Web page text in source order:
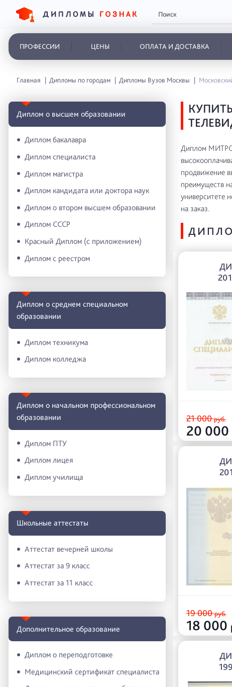
ПРОФЕССИИ ЦЕНЫ ОПЛАТА И ДОСТАВКА
Главная Дипломы по городам Дипломы Вузов Москвы
Диплом о высшем образовании
Диплом бакалавра
Диплом специалиста
Диплом магистра
Диплом кандидата или доктора наук
Диплом о втором высшем образовании
Диплом СССР
Красный Диплом (с приложением)
Диплом с реестром
Диплом о среднем специальном
образовании
Диплом техникума
Диплом колледжа
Диплом о начальном профессиональном
oбразовании
Диплом ПТУ
Диплом лицея
Диплом училища
Школьные аттестаты
Аттестат вечерней школы
Аттестат за 9 класс
Аттестат за 11 класс
Дополнительное образование
Диплом о переподготовке
Медицинский сертификат специалиста
Диплом МИТРО
продвижение
преимуществ
университете
на заказ.
21 000руб.
20 000
19 000руб.
18 000